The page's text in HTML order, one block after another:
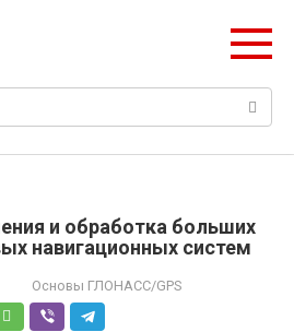
и обработка больших
навигационных систем
Основы ГЛОНАСС/GPS